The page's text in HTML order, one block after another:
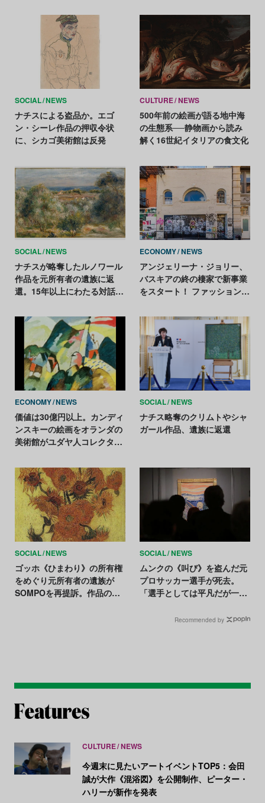
SOCIAL NEWS
ナチスによる盗品か。エゴ
ン・シーレ作品の押収令状
に、シカゴ美術館は反発
CULTURE NEWS
500年前の絵画が語る地中海
の生態系──静物画から読み
解く16世紀イタリアの食文化
SOCIAL NEWS
ナチスが略奪したルノワール
作品を元所有者の遺族に返
還。15年以上にわたる対話を
ECONOMY NEWS
アンジェリーナ・ジョリー、
バスキアの終の棲家で新事業
をスタート！ ファッション分
ECONOMY NEWS
価値は30億円以上。カンディ
ンスキーの絵画をオランダの
美術館がユダヤ人コレクター
SOCIAL NEWS
ナチス略奪のクリムトやシャ
ガール作品、遺族に返還
SOCIAL NEWS
ゴッホ《ひまわり》の所有権
をめぐり元所有者の遺族が
SOMPOを再提訴。作品の返
SOCIAL NEWS
ムンクの《叫び》を盗んだ元
プロサッカー選手が死去。
「選手としては平凡だが一流
Recommended by
CULTURE NEWS
今週末に見たいアートイベントTOP5：会田
誠が大作《混浴図》を公開制作、ピーター・
ハリーが新作を発表